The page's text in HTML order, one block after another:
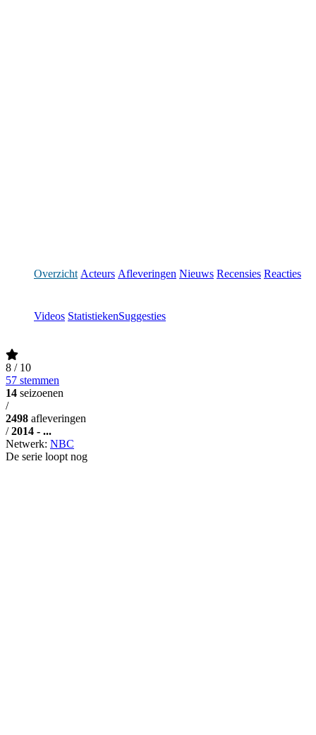
Overzicht Acteurs Afleveringen Nieuws Recensies Reacties
Videos StatistiekenSuggesties
8 / 10
57 stemmen
14 seizoenen
/
2498 afleveringen
/ 2014 - ...
Netwerk: NBC
De serie loopt nog